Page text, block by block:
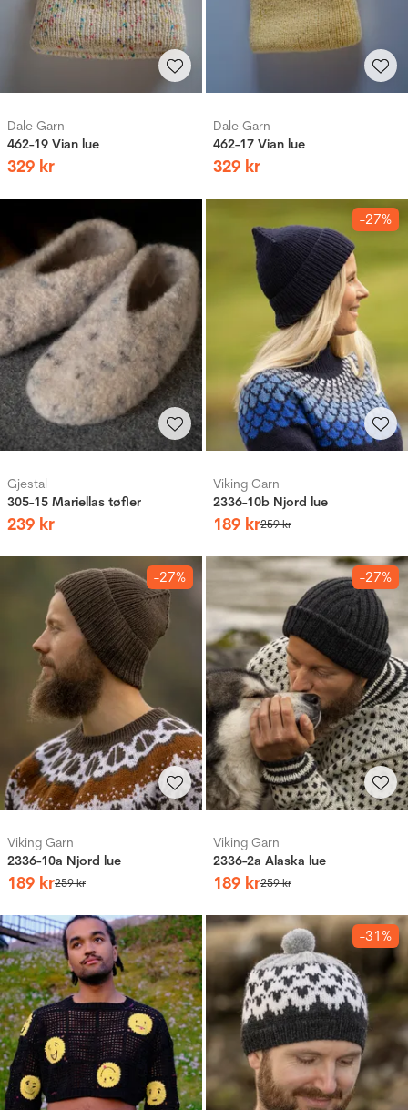
Dale Garn
462-19 Vian lue
329 kr
Dale Garn
462-17 Vian lue
329 kr
Gjestal
305-15 Mariellas tøfler
239 kr
-27%
Viking Garn
2336-10b Njord lue
189 kr259kr
-27%
Viking Garn
2336-10a Njord lue
189 kr259kr
-27%
Viking Garn
2336-2a Alaska lue
189 kr259kr
-31%